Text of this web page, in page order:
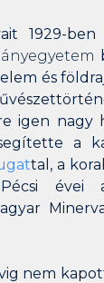
1929-
és
igen nagy
a
tal, a
évei
nem